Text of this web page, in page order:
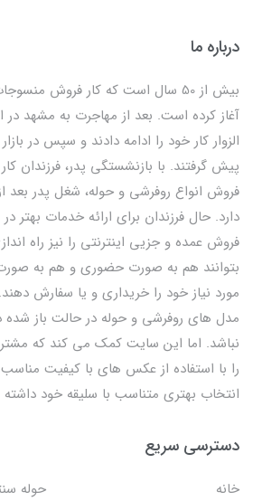
درباره ما
بیش از 50 سال است که کار فروش
آغاز کرده است. بعد از مهاجرت به مشهد در
الزوار کار خود را ادامه دادند و سپس در
پیش گرفتند. با بازنشستگی پدر، فرزندان کار
فروش عمده و جزیی اینترنتی را نیز راه
بتوانند هم به صورت حضوری و هم به
مورد نیاز خود را خریداری و یا سفارش
مدل های روفرشی و حوله در حالت باز
نباشد. اما این سایت کمک می کند که
را با استفاده از عکس های با کیفیت مناسب
انتخاب بهتری متناسب با سلیقه خود داشته
دسترسی سریع
خانه
حوله